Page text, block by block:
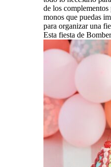
de los
monos que puedas
para organizar una
Esta fiesta de